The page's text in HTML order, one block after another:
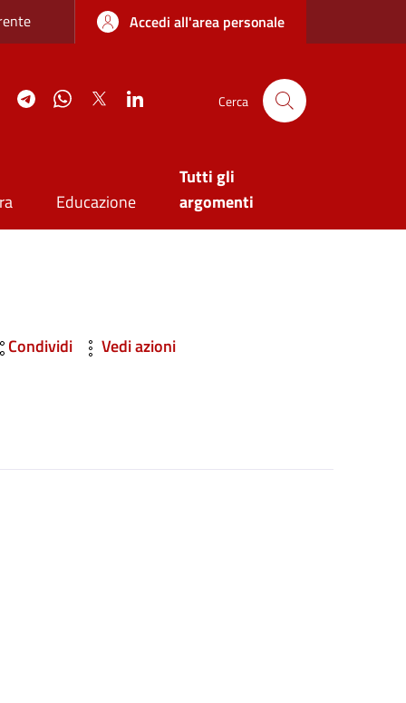
sottileAccedi all'area personale
YouTubeTelegramWhatsApp
Twitter Cerca
Educazione
Tutti gli
argomenti
Condividi Vedi azioni